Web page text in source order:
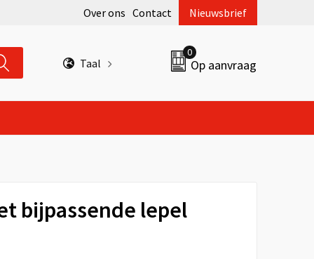
Over ons Contact Nieuwsbrief
Taal
0
Op aanvraag
bijpassende lepel